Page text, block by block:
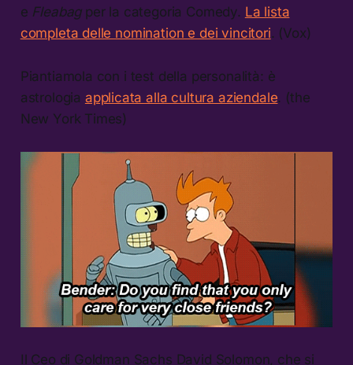
e Fleabagper la categoria Comedy. La lista
completa delle nomination e dei vincitori. (Vox)
Piantiamola con i test della personalità: è
astrologia applicata alla cultura aziendale. (the
New York Times)
Il Ceo di Goldman Sachs David Solomon, che si